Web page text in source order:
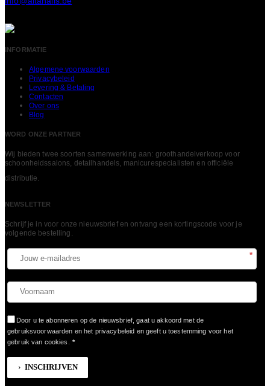
INFORMATIE
Algemene voorwaarden
Privacybeleid
Levering & Betaling
Contacten
Over ons
Blog
WORD ONZE PARTNER
Wij bieden twee soorten samenwerking aan: groothandelverkoop voor
schoonheidssalons, detailhandels, manicurespecialisten en officiële
distributie.
NEWSLETTER
Schrijf je in voor onze nieuwsbrief en ontvang een kortingscode voor je
volgende bestelling.​
*
Door u te abonneren op de nieuwsbrief, gaat u akkoord met de
gebruiksvoorwaarden en het privacybeleid en geeft u toestemming voor het
gebruik van cookies.
*
INSCHRIJVEN